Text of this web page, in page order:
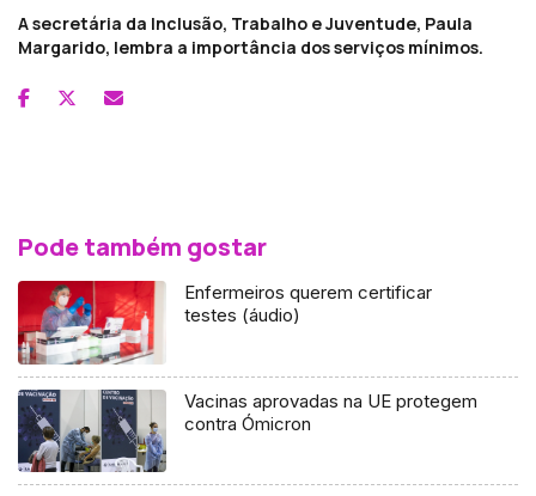
A secretária da Inclusão, Trabalho e Juventude, Paula
Margarido, lembra a importância dos serviços mínimos.
Pode também gostar
Enfermeiros querem certificar
testes (áudio)
Vacinas aprovadas na UE protegem
contra Ómicron